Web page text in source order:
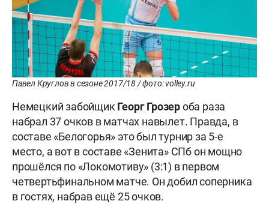
Павел Круглов в сезоне 2017/18 / фото: volley.ru
Немецкий забойщик Георг Грозероба раза
набрал 37 очков в матчах навылет. Правда, в
составе «Белогорья» это был турнир за 5-е
место, а вот в составе «Зенита» СПб он мощно
прошёлся по «Локомотиву» (3:1) в первом
четвертьфинальном матче. Он добил соперника
в гостях, набрав ещё 25 очков.